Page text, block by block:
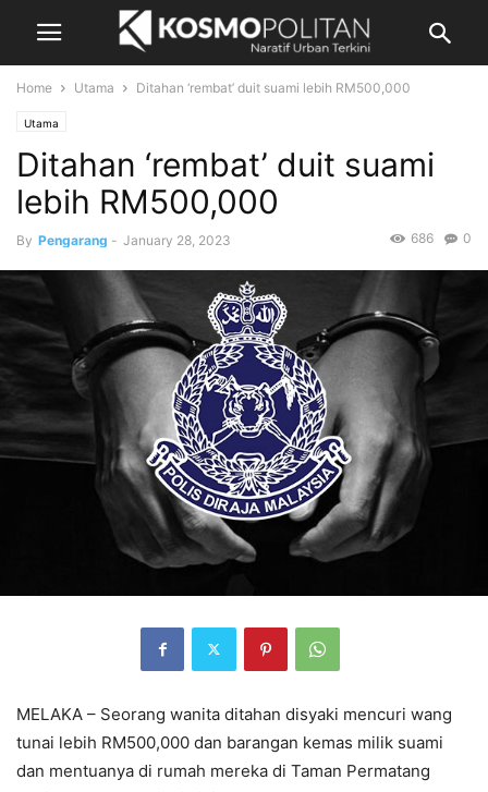
Home Utama Ditahan ‘rembat’ duit suami lebih RM500,000
Utama
Ditahan ‘rembat’ duit suami
lebih RM500,000
By Pengarang - January 28, 2023 0
686
MELAKA – Seorang wanita ditahan disyaki mencuri wang
tunai lebih RM500,000 dan barangan kemas milik suami
dan mentuanya di rumah mereka di Taman Permatang